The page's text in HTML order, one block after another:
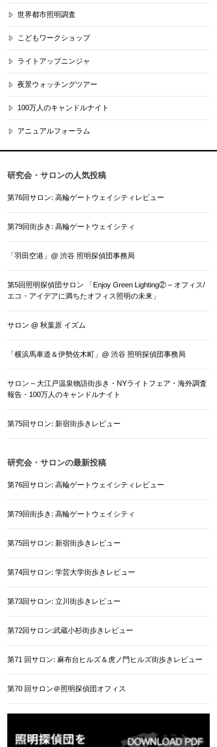
世界都市照明調査
こどもワークショップ
ライトアップニンジャ
夜景ウォッチングツアー
100万人のキャンドルナイト
アニュアルフォーラム
研究会・サロンの人気投稿
第76回サロン: 高輪ゲートウェイシティレビュー
第79回街歩き: 高輪ゲートウェイシティ
「羽田空港」@ 渋谷 照明探偵団事務局
第5回照明探偵団サロン 「Enjoy Green Lighting② – オフィス/
エコ・アイデアに満ちたオフィス照明の未来」
サロン @ 秋葉原 イズム
「横浜馬車道＆伊勢佐木町」@ 渋谷 照明探偵団事務局
サロン – 大江戸温泉物語街歩き・NYライトフェア・海外調査
報告・100万人のキャンドルナイト
第75回サロン: 新宿街歩きレビュー
研究会・サロンの最新投稿
第76回サロン: 高輪ゲートウェイシティレビュー
第79回街歩き: 高輪ゲートウェイシティ
第75回サロン: 新宿街歩きレビュー
第74回サロン: 学芸大学街歩きレビュー
第73回サロン: 立川街歩きレビュー
第72回サロン:武蔵小杉街歩きレビュー
第71 回サロン: 麻布台ヒルズ＆虎ノ門ヒルズ街歩きレビュー
第70 回サロン＠照明探偵団オフィス